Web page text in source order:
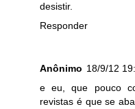
desistir.
Responder
Anônimo 18/9/12
e eu, que pouco
revistas é que se